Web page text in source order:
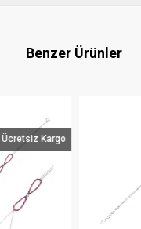
Benzer Ürünler
Ücretsiz Kargo